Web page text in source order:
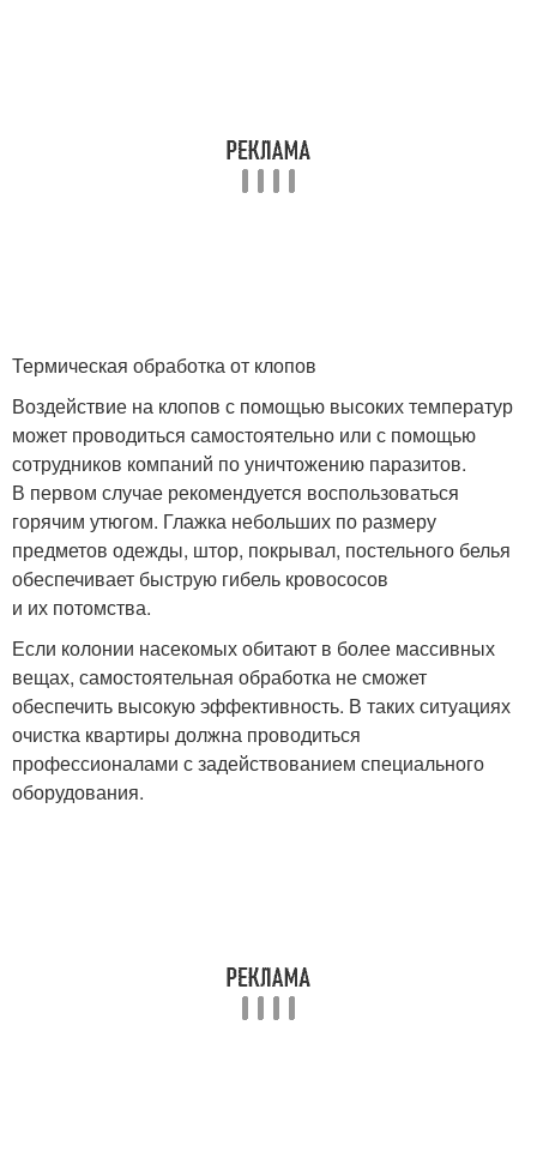
Термическая обработка от клопов
Воздействие на клопов с помощью высоких температур
может проводиться самостоятельно или с помощью
сотрудников компаний по уничтожению паразитов.
В первом случае рекомендуется воспользоваться
горячим утюгом. Глажка небольших по размеру
предметов одежды, штор, покрывал, постельного белья
обеспечивает быструю гибель кровососов
и их потомства.
Если колонии насекомых обитают в более массивных
вещах, самостоятельная обработка не сможет
обеспечить высокую эффективность. В таких ситуациях
очистка квартиры должна проводиться
профессионалами с задействованием специального
оборудования.